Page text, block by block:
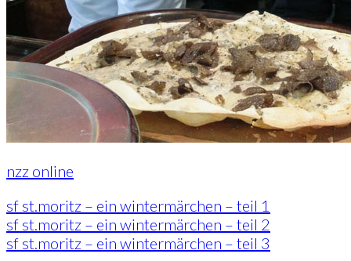
nzz online
sf st.moritz – ein wintermärchen – teil 1
sf st.moritz – ein wintermärchen – teil 2
sf st.moritz – ein wintermärchen – teil 3